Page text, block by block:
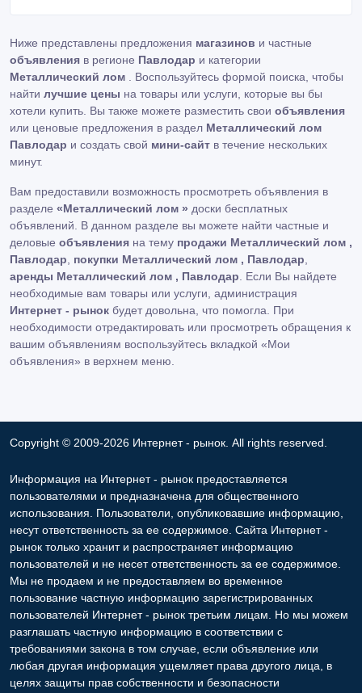
Ниже представлены предложения магазинов и частные
объявления в регионе Павлодар и категории
Металлический лом
. Воспользуйтесь формой поиска, чтобы
найти лучшие цены на товары или услуги, которые вы бы
хотели купить. Вы также можете разместить свои объявления
или ценовые предложения в раздел Металлический лом
Павлодар и создать свой мини-сайт в течение нескольких
минут.
Вам предоставили возможность просмотреть объявления в
разделе «Металлический лом » доски бесплатных
объявлений. В данном разделе вы можете найти частные и
деловые объявления на тему продажи Металлический лом ,
Павлодар
покупки Металлический лом , Павлодар
аренды Металлический лом , Павлодар . Если Вы найдете
необходимые вам товары или услуги, администрация
Интернет - рынок будет довольна, что помогла. При
необходимости отредактировать или просмотреть обращения к
вашим объявлениям воспользуйтесь вкладкой «Мои
объявления» в верхнем меню.
Copyright © 2009-2026 Интернет - рынок. All rights reserved.
Информация на Интернет - рынок предоставляется
пользователями и предназначена для общественного
использования. Пользователи, опубликовавшие информацию,
несут ответственность за ее содержимое. Сайта Интернет -
рынок только хранит и распространяет информацию
пользователей и не несет ответственность за ее содержимое.
Мы не продаем и не предоставляем во временное
пользование частную информацию зарегистрированных
пользователей Интернет - рынок третьим лицам. Но мы можем
разглашать частную информацию в соответствии с
требованиями закона в том случае, если объявление или
любая другая информация ущемляет права другого лица, в
целях защиты прав собственности и безопасности